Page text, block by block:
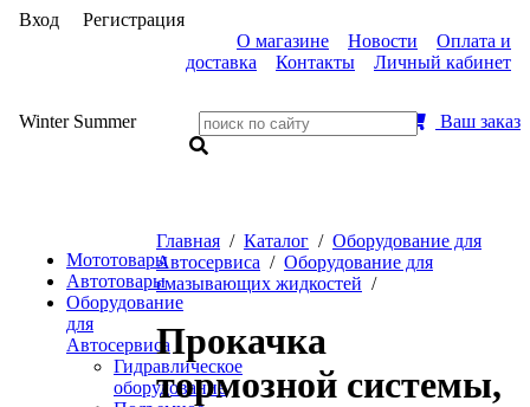
Вход
Регистрация
О магазине
Новости
Оплата и
доставка
Контакты Личный кабинет
Winter Summer Ваш заказ
Мототовары
Автотовары
Оборудование
для
Автосервиса
Гидравлическое
оборудование
Главная / Каталог / Оборудование для
Автосервиса / Оборудование для
смазывающих жидкостей /
Прокачка
тормозной системы,